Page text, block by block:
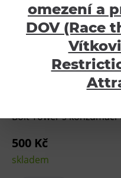
Home E-shop
Výjezd na Bolt
Atraktivity
Bolt Tower
Velký svět techniky
Malý svět techniky
Gong
Voucher Výjezd
s konzumací
Bolt Tower s konzumací
500 Kč
skladem
omezení a
DOV (Race